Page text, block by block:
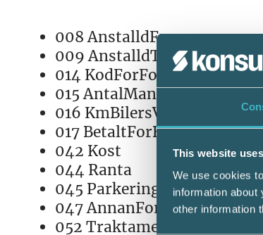
This website
We use cookies
information
other information
008 AnstalldFrom
009 AnstalldTom
014 KodForFormansbil
015 AntalManBilforman
016 KmBilersVidBilforman
017 BetaltForBilforman
042 Kost
044 Ranta
045 Parkering
047 AnnanForman
052 TraktamenteUtomRiket